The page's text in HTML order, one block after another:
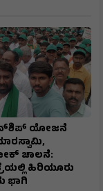
ಯೋಜನೆ
ಚಾಲನೆ:
ಹಿರಿಯೂರು
ಭಾಗಿ